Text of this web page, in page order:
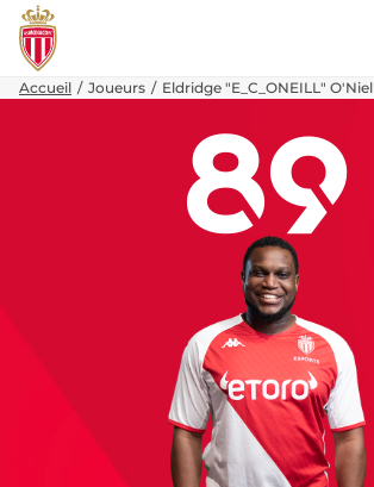
Accueil Joueurs Eldridge "E_C_ONEILL" O'Niel
89